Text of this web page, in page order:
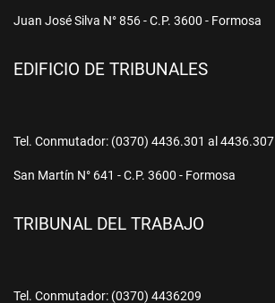
Juan José Silva N° 856 - C.P. 3600 - Formosa
EDIFICIO DE TRIBUNALES
Tel. Conmutador: (0370) 4436.301 al 4436.307
San Martín N° 641 - C.P. 3600 - Formosa
TRIBUNAL DEL TRABAJO
Tel. Conmutador: (0370) 4436209